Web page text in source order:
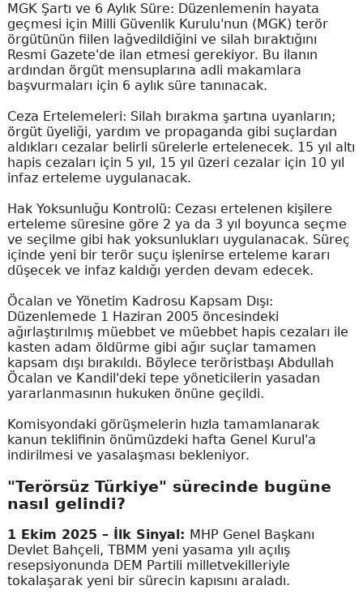
MGK Şartı ve 6 Aylık Süre: Düzenlemenin hayata
geçmesi için Milli Güvenlik Kurulu'nun (MGK) terör
örgütünün fiilen lağvedildiğini ve silah bıraktığını
Resmi Gazete'de ilan etmesi gerekiyor. Bu ilanın
ardından örgüt mensuplarına adli makamlara
başvurmaları için 6 aylık süre tanınacak.
Ceza Ertelemeleri: Silah bırakma şartına uyanların;
örgüt üyeliği, yardım ve propaganda gibi suçlardan
aldıkları cezalar belirli sürelerle ertelenecek. 15 yıl altı
hapis cezaları için 5 yıl, 15 yıl üzeri cezalar için 10 yıl
infaz erteleme uygulanacak.
Hak Yoksunluğu Kontrolü: Cezası ertelenen kişilere
erteleme süresine göre 2 ya da 3 yıl boyunca seçme
ve seçilme gibi hak yoksunlukları uygulanacak. Süreç
içinde yeni bir terör suçu işlenirse erteleme kararı
düşecek ve infaz kaldığı yerden devam edecek.
Öcalan ve Yönetim Kadrosu Kapsam Dışı:
Düzenlemede 1 Haziran 2005 öncesindeki
ağırlaştırılmış müebbet ve müebbet hapis cezaları ile
kasten adam öldürme gibi ağır suçlar tamamen
kapsam dışı bırakıldı. Böylece teröristbaşı Abdullah
Öcalan ve Kandil'deki tepe yöneticilerin yasadan
yararlanmasının hukuken önüne geçildi.
Komisyondaki görüşmelerin hızla tamamlanarak
kanun teklifinin önümüzdeki hafta Genel Kurul'a
indirilmesi ve yasalaşması bekleniyor.
"Terörsüz Türkiye" sürecinde bugüne
nasıl gelindi?
1 Ekim 2025 – İlk Sinyal: MHP Genel Başkanı
Devlet Bahçeli, TBMM yeni yasama yılı açılış
resepsiyonunda DEM Partili milletvekilleriyle
tokalaşarak yeni bir sürecin kapısını araladı.